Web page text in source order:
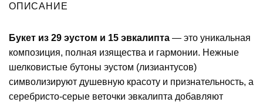
ОПИСАНИЕ
Букет из 29 эустом и 15 эвкалипта — это уникальная
композиция, полная изящества и гармонии. Нежные
шелковистые бутоны эустом (лизиантусов)
символизируют душевную красоту и признательность, а
серебристо-серые веточки эвкалипта добавляют